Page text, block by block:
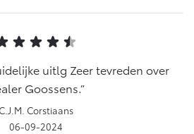
uitlg Zeer tevreden over
Goossens.
C.J.M. Corstiaans
06-09-2024